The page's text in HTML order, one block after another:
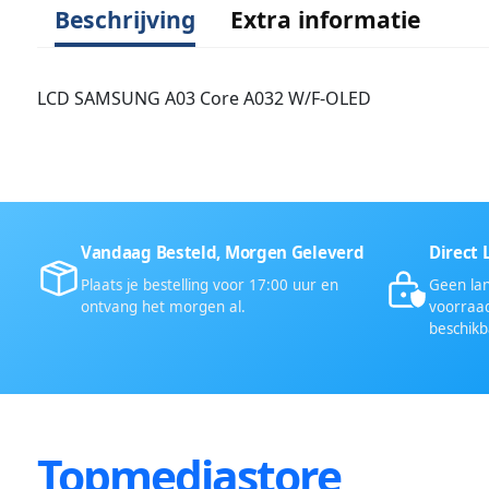
Beschrijving Extra informatie
LCD SAMSUNG A03 Core A032 W/F-OLED
Vandaag Besteld, Morgen Geleverd
Plaats je bestelling voor 17:00 uur en
ontvang het morgen al.
Direct
Geen
Topmediastore